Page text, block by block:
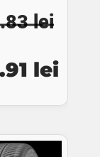
lei
lei